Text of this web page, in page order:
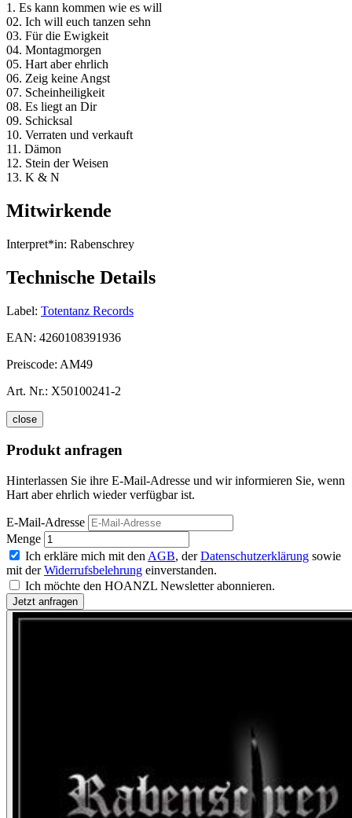
1. Es kann kommen wie es will
02. Ich will euch tanzen sehn
03. Für die Ewigkeit
04. Montagmorgen
05. Hart aber ehrlich
06. Zeig keine Angst
07. Scheinheiligkeit
08. Es liegt an Dir
09. Schicksal
10. Verraten und verkauft
11. Dämon
12. Stein der Weisen
13. K & N
Mitwirkende
Interpret*in: Rabenschrey
Technische Details
Label: Totentanz Records
EAN: 4260108391936
Preiscode: AM49
Art. Nr.: X50100241-2
close
Produkt anfragen
Hinterlassen Sie ihre E-Mail-Adresse und wir informieren Sie, wenn
Hart aber ehrlich wieder verfügbar ist.
E-Mail-Adresse
Menge
Ich erkläre mich mit den AGB, derDatenschutzerklärung sowie
mit derWiderrufsbelehrung einverstanden.
Ich möchte den HOANZL Newsletter abonnieren.